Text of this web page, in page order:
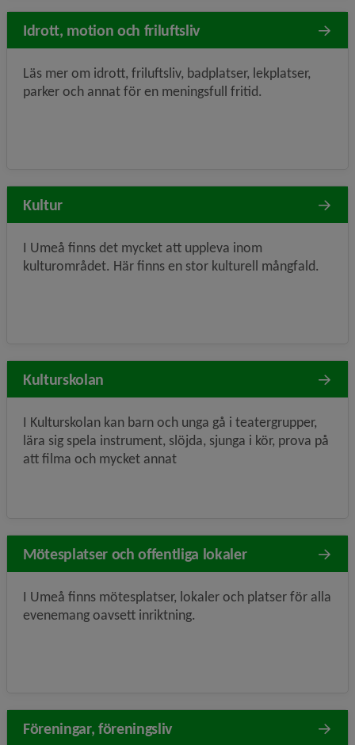
Idrott, motion och friluftsliv
Läs mer om idrott, friluftsliv, badplatser, lekplatser,
parker och annat för en meningsfull fritid.
Kultur
I Umeå finns det mycket att uppleva inom
kulturområdet. Här finns en stor kulturell mångfald.
Kulturskolan
I Kulturskolan kan barn och unga gå i teatergrupper,
lära sig spela instrument, slöjda, sjunga i kör, prova på
att filma och mycket annat
Mötesplatser och offentliga lokaler
I Umeå finns mötesplatser, lokaler och platser för alla
evenemang oavsett inriktning.
Föreningar, föreningsliv